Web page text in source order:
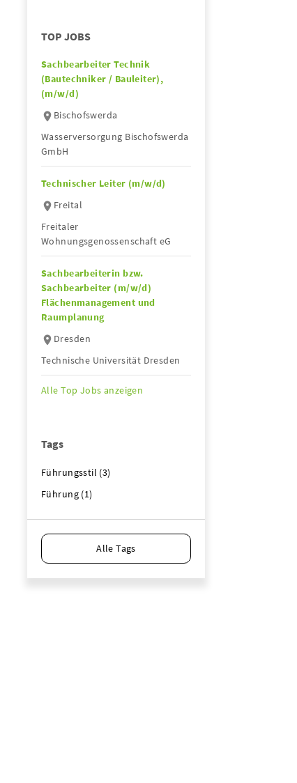
TOP JOBS
Sachbearbeiter Technik
(Bautechniker / Bauleiter),
(m/w/d)
Bischofswerda
Wasserversorgung Bischofswerda
GmbH
Technischer Leiter (m/w/d)
Freital
Freitaler
Wohnungsgenossenschaft eG
Sachbearbeiterin bzw.
Sachbearbeiter (m/w/d)
Flächenmanagement und
Raumplanung
Dresden
Technische Universität Dresden
Alle Top Jobs anzeigen
Tags
Führungsstil (3)
Führung (1)
Alle Tags